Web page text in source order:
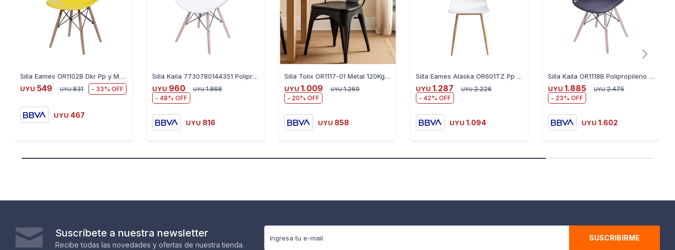
Silla Eames OR1102B Dkr Pp y Madera - AMARILLO
UYU 549 UYU 831 33
UYU 467
Silla Kaila 7730780144351 Polipropileno y Madera
UYU 960 UYU 1.868
48
UYU 816
Silla Tolix OR1117-01 Metal 120Kg - NEGRO
UYU 1.009 UYU 1.269
20
UYU 858
Silla Eames Alaska OR601TZ Pp Patas de Metal Simil Madera - BLANCO
UYU 1.287 UYU 2.226
42
UYU 1.094
Silla Kaila OR1118B Polipropileno y Madera 120KG - NEGRO
UYU 1.885 UYU 2.475
23
UYU 1.602
Suscríbete a nuestra newsletter
Recibe todas las novedades y ofertas de nuestra tienda.
SUSCRIBIRME